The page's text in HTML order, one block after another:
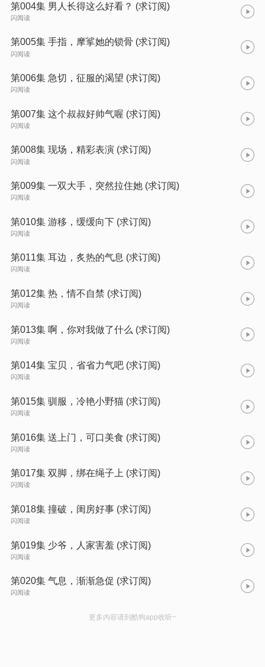
第004集 男人长得这么好看？ (求订阅)
闪阅读
第005集 手指，摩挲她的锁骨 (求订阅)
闪阅读
第006集 急切，征服的渴望 (求订阅)
闪阅读
第007集 这个叔叔好帅气喔 (求订阅)
闪阅读
第008集 现场，精彩表演 (求订阅)
闪阅读
第009集 一双大手，突然拉住她 (求订阅)
闪阅读
第010集 游移，缓缓向下 (求订阅)
闪阅读
第011集 耳边，炙热的气息 (求订阅)
闪阅读
第012集 热，情不自禁 (求订阅)
闪阅读
第013集 啊，你对我做了什么 (求订阅)
闪阅读
第014集 宝贝，省省力气吧 (求订阅)
闪阅读
第015集 驯服，冷艳小野猫 (求订阅)
闪阅读
第016集 送上门，可口美食 (求订阅)
闪阅读
第017集 双脚，绑在绳子上 (求订阅)
闪阅读
第018集 撞破，闺房好事 (求订阅)
闪阅读
第019集 少爷，人家害羞 (求订阅)
闪阅读
第020集 气息，渐渐急促 (求订阅)
闪阅读
更多内容请到酷狗app收听~